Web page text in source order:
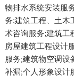
物排水系统安装服
务;建筑工程、土木
术咨询服务;建筑工
房屋建筑工程设计
服务;建筑物空调设
补漏;个人形象设计